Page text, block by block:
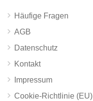
Häufige Fragen
AGB
Datenschutz
Kontakt
Impressum
Cookie-Richtlinie (EU)